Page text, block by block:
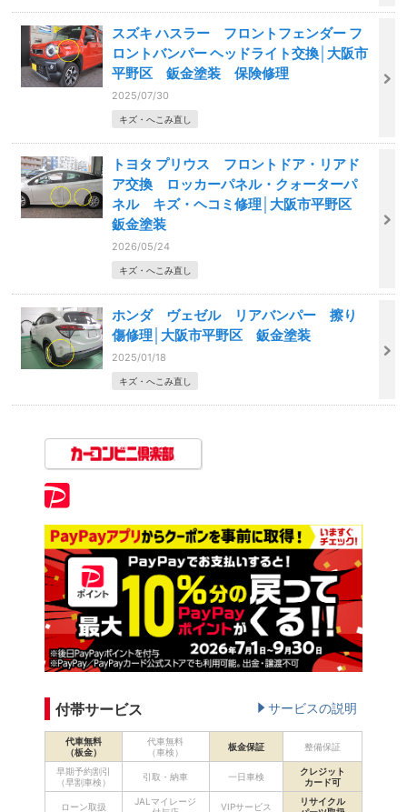
スズキ ハスラー フロントフェンダー フ
ロントバンパー ヘッドライト交換│大阪市
平野区 鈑金塗装 保険修理
2025/07/30
キズ・へこみ直し
トヨタ プリウス フロントドア・リアド
ア交換 ロッカーパネル・クォーターパ
ネル キズ・ヘコミ修理│大阪市平野区
鈑金塗装
2026/05/24
キズ・へこみ直し
ホンダ ヴェゼル リアバンパー 擦り
傷修理│大阪市平野区 鈑金塗装
2025/01/18
キズ・へこみ直し
付帯サービス サービスの説明
代車無料
（板金）
代車無料
（車検）
板金保証 整備保証
早期予約割引
（早割車検）
引取・納車 一日車検
クレジット
カード可
ローン取扱
JALマイレージ
VIPサービス
リサイクル